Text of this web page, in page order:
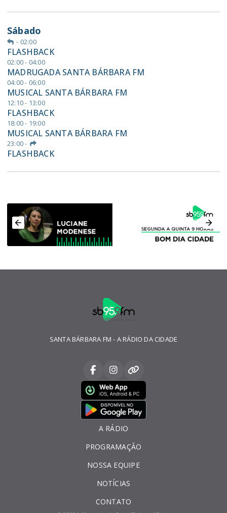
Sábado
- 02:00
FLASHBACK
02:00 - 04:00
MADRUGADA SANTA BÁRBARA FM
04:00 - 06:00
MUSICAL SANTA BÁRBARA FM
12:10 - 13:00
FLASHBACK
18:00 - 19:00
MUSICAL SANTA BÁRBARA FM
23:00-
FLASHBACK
SANTA BÁRBARA FM - A RÁDIO DA CIDADE
A RÁDIO
PROGRAMAÇÃO
NOSSA EQUIPE
NOTÍCIAS
CONTATO